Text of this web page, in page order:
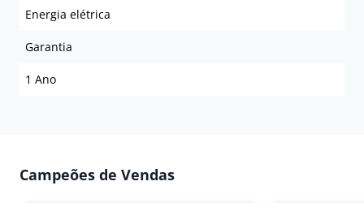
Energia elétrica
Garantia
1 Ano
Campeões de Vendas